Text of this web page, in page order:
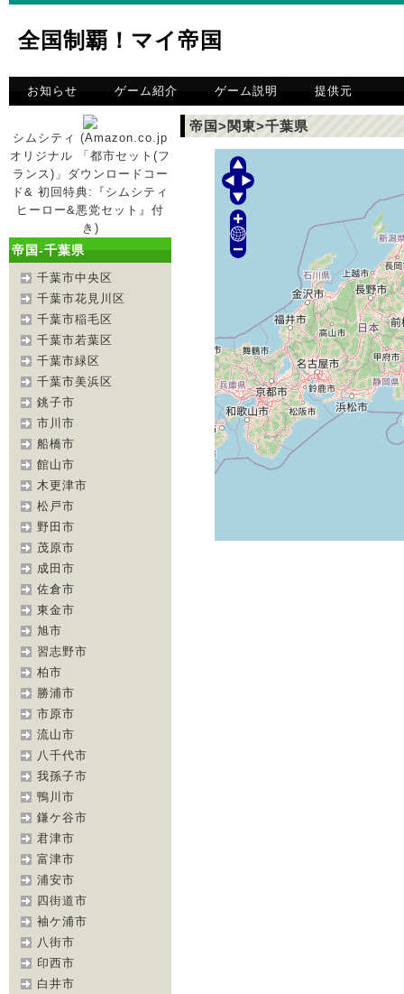
全国制覇！マイ帝国
お知らせ ゲーム紹介 ゲーム説明 提供元
シムシティ (Amazon.co.jp
オリジナル 「都市セット(フ
ランス)」ダウンロードコー
ド& 初回特典:『シムシティ
ヒーロー&悪党セット』付
き)
帝国-千葉県
千葉市中央区
千葉市花見川区
千葉市稲毛区
千葉市若葉区
千葉市緑区
千葉市美浜区
銚子市
市川市
船橋市
館山市
木更津市
松戸市
野田市
茂原市
成田市
佐倉市
東金市
旭市
習志野市
柏市
勝浦市
市原市
流山市
八千代市
我孫子市
鴨川市
鎌ケ谷市
君津市
富津市
浦安市
四街道市
袖ケ浦市
八街市
印西市
白井市
帝国>関東>千葉県